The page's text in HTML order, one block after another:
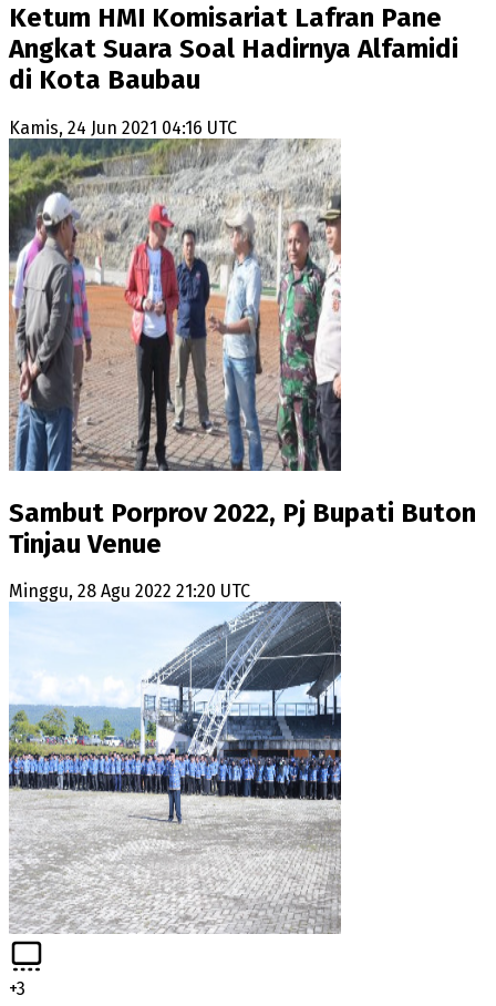
Ketum HMI Komisariat Lafran Pane
Angkat Suara Soal Hadirnya Alfamidi
di Kota Baubau
Kamis, 24 Jun 2021 04:16 UTC
Sambut Porprov 2022, Pj Bupati Buton
Tinjau Venue
Minggu, 28 Agu 2022 21:20 UTC
+3